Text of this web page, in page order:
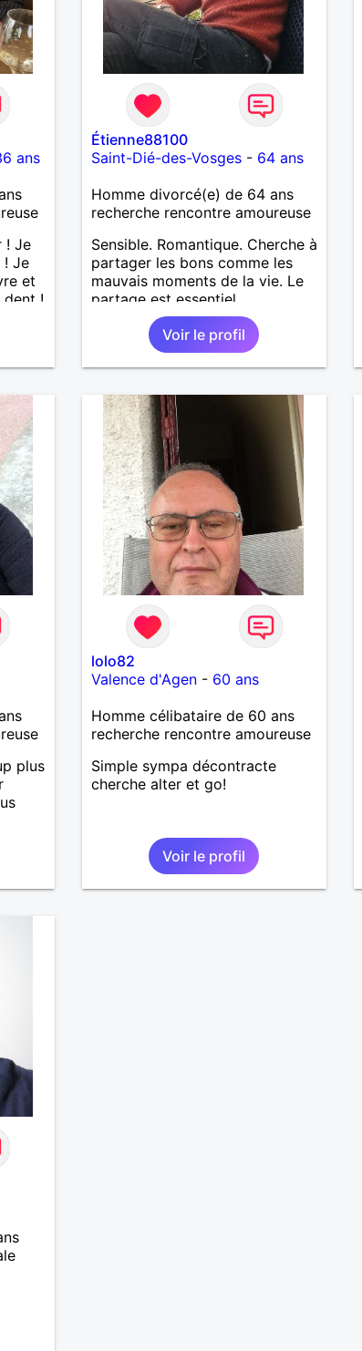
Mes
,vtt
d
je
fin
J
je
je
je
ans
! Je
! Je
et
dent !
!
Étienne88100
Saint-Dié-des-Vosges- 64 ans
Homme divorcé(e) de 64 ans
recherche rencontre amoureuse
Sensible. Romantique. Cherche à
partager les bons comme les
mauvais moments de la vie. Le
partage est essentiel
Voir le profil
plus
lolo82
Valence d'Agen- 60 ans
Homme célibataire de 60 ans
recherche rencontre amoureuse
Simple sympa décontracte
cherche alter et go!
Voir le profil